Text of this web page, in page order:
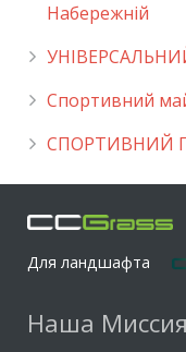
Набережній
Cпортивний
СПОРТИВНИЙ
Для ландшафта
Наша Миссия